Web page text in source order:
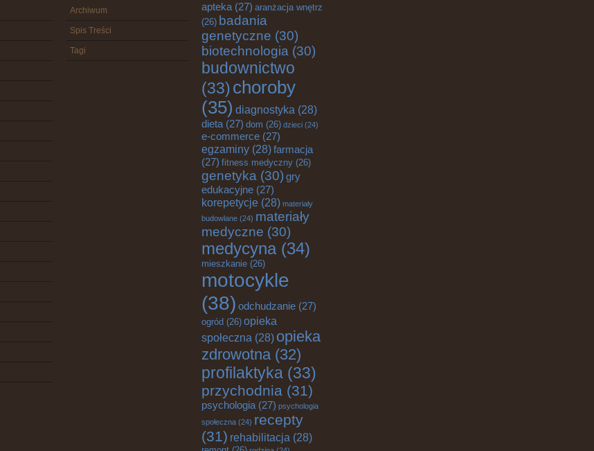
Archiwum
Spis Treści
Tagi
apteka (27) aranżacja wnętrz
(26) badania
genetyczne (30)
biotechnologia (30)
budownictwo
(33)choroby
(35) diagnostyka (28)
dieta (27) dom (26) dzieci (24)
e-commerce (27)
egzaminy (28)farmacja
(27) fitness medyczny (26)
genetyka (30) gry
edukacyjne (27)
korepetycje (28) materiały
budowlane (24) materiały
medyczne (30)
medycyna(34)
mieszkanie (26)
motocykle
(38) odchudzanie (27)
ogród (26) opieka
społeczna (28) opieka
zdrowotna(32)
profilaktyka (33)
przychodnia (31)
psychologia (27) psychologia
społeczna (24) recepty
(31) rehabilitacja (28)